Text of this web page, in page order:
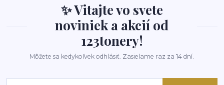
✨ Vitajte vo svete
noviniek a akcií od
123tonery!
Môžete sa kedykoľvek odhlásiť. Zasielame raz za 14 dní.